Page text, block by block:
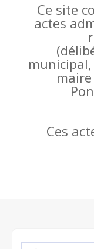
Ce site
actes
(
Ces